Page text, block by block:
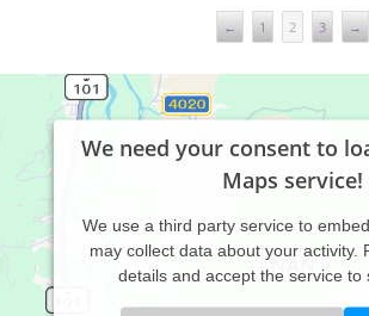
← 1 2 3 →
We need your consent to
Maps service!
We use a third party service to
may collect data about your activity.
details and accept the service to